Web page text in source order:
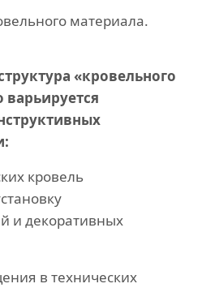
материала.
«кровельного
варьируется
кровель
и декоративных
в технических